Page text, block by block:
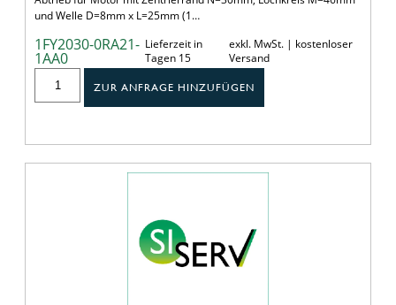
und Welle D=8mm x L=25mm (1…
1FY2030-0RA21-
1AA0
Lieferzeit in
Tagen 15
exkl. MwSt. | kostenloser
Versand
ZUR ANFRAGE HINZUFÜGEN